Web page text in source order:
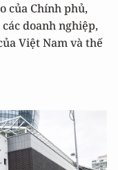
của Chính phủ,
doanh nghiệp,
Việt Nam và thế